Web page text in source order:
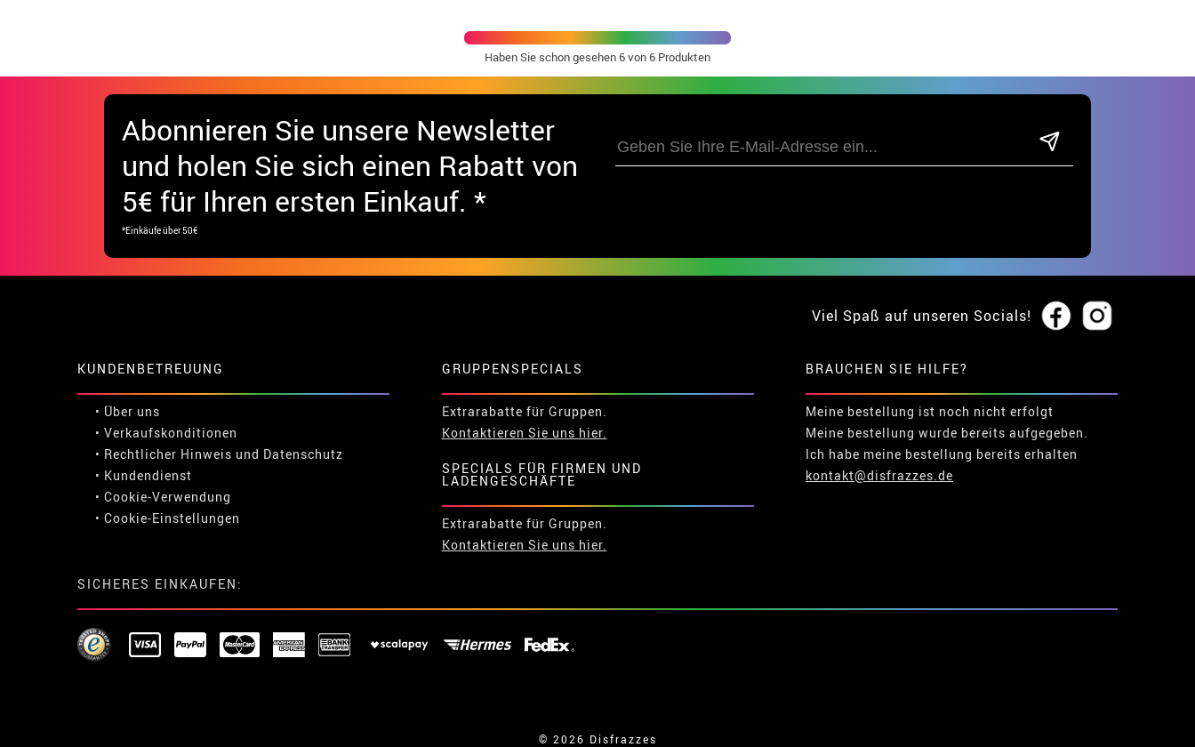
Haben Sie schon gesehen6von 6 Produkten
Abonnieren Sie unsere Newsletter
und holen Sie sich einen Rabatt von
5€ für Ihren ersten Einkauf. *
*Einkäufe über 50€
Viel Spaß auf unseren Socials!
KUNDENBETREUUNG
• Über uns
• Verkaufskonditionen
• Rechtlicher Hinweis und Datenschutz
• Kundendienst
• Cookie-Verwendung
• Cookie-Einstellungen
GRUPPENSPECIALS
Extrarabatte für Gruppen.
Kontaktieren Sie uns hier.
SPECIALS FÜR FIRMEN UND
LADENGESCHÄFTE
Extrarabatte für Gruppen.
Kontaktieren Sie uns hier.
BRAUCHEN SIE HILFE?
Meine bestellung ist noch nicht erfolgt
Meine bestellung wurde bereits aufgegeben.
Ich habe meine bestellung bereits erhalten
kontakt@disfrazzes.de
SICHERES EINKAUFEN:
© 2026 Disfrazzes